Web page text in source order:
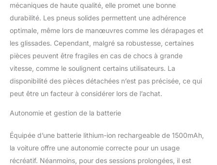
mécaniques de haute qualité, elle promet une bonne
durabilité. Les pneus solides permettent une adhérence
optimale, même lors de manœuvres comme les dérapages et
les glissades. Cependant, malgré sa robustesse, certaines
pièces peuvent être fragiles en cas de chocs à grande
vitesse, comme le soulignent certains utilisateurs. La
disponibilité des pièces détachées n’est pas précisée, ce qui
peut être un facteur à considérer lors de l’achat.
Autonomie et gestion de la batterie
Équipée d’une batterie lithium-ion rechargeable de 1500mAh,
la voiture offre une autonomie correcte pour un usage
récréatif. Néanmoins, pour des sessions prolongées, il est